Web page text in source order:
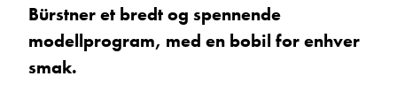
Bürstner et bredt og spennende
modellprogram, med en bobil for enhver
smak.